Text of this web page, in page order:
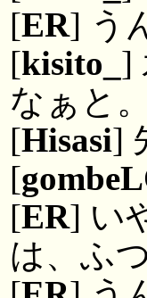
[ER] う
[kisito_ ]
なぁと。
[Hisasi]
[
[ER] い
は、ふ